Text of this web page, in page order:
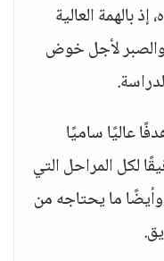
بالهمة العالية
لأجل خوض
عاليًا ساميًا
لكل المراحل التي
ما يحتاجه من